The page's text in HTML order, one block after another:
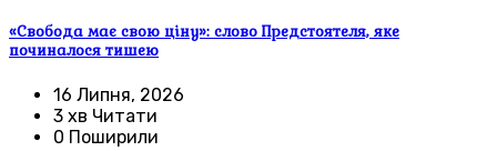
«Свобода має свою ціну»: слово Предстоятеля, яке
починалося тишею
16 Липня, 2026
3 хв Читати
0 Поширили